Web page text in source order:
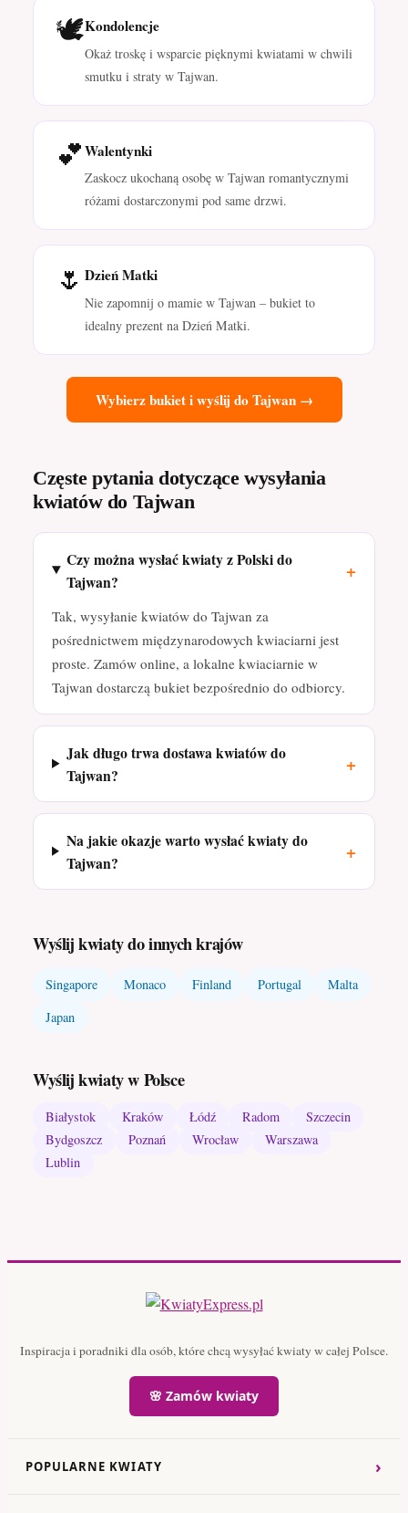
🕊️Kondolencje
Okaż troskę i wsparcie pięknymi kwiatami w chwili
smutku i straty w Tajwan.
💕Walentynki
Zaskocz ukochaną osobę w Tajwan romantycznymi
różami dostarczonymi pod same drzwi.
🌷 Dzień Matki
Nie zapomnij o mamie w Tajwan – bukiet to
idealny prezent na Dzień Matki.
Wybierz bukiet i wyślij do Tajwan →
Częste pytania dotyczące wysyłania
kwiatów do Tajwan
Czy można wysłać kwiaty z Polski do
Tajwan?
+
Tak, wysyłanie kwiatów do Tajwan za
pośrednictwem międzynarodowych kwiaciarni jest
proste. Zamów online, a lokalne kwiaciarnie w
Tajwan dostarczą bukiet bezpośrednio do odbiorcy.
Jak długo trwa dostawa kwiatów do
Tajwan?
+
Na jakie okazje warto wysłać kwiaty do
Tajwan?
+
Wyślij kwiaty do innych krajów
Singapore Monaco Finland Portugal
Malta
Japan
Wyślij kwiaty w Polsce
Białystok Kraków Łódź Radom
Szczecin
Bydgoszcz
Poznań Wrocław
Warszawa
Lublin
Inspiracja i poradniki dla osób, które chcą wysyłać kwiaty w całej Polsce.
🌸 Zamów kwiaty
POPULARNE KWIATY ›